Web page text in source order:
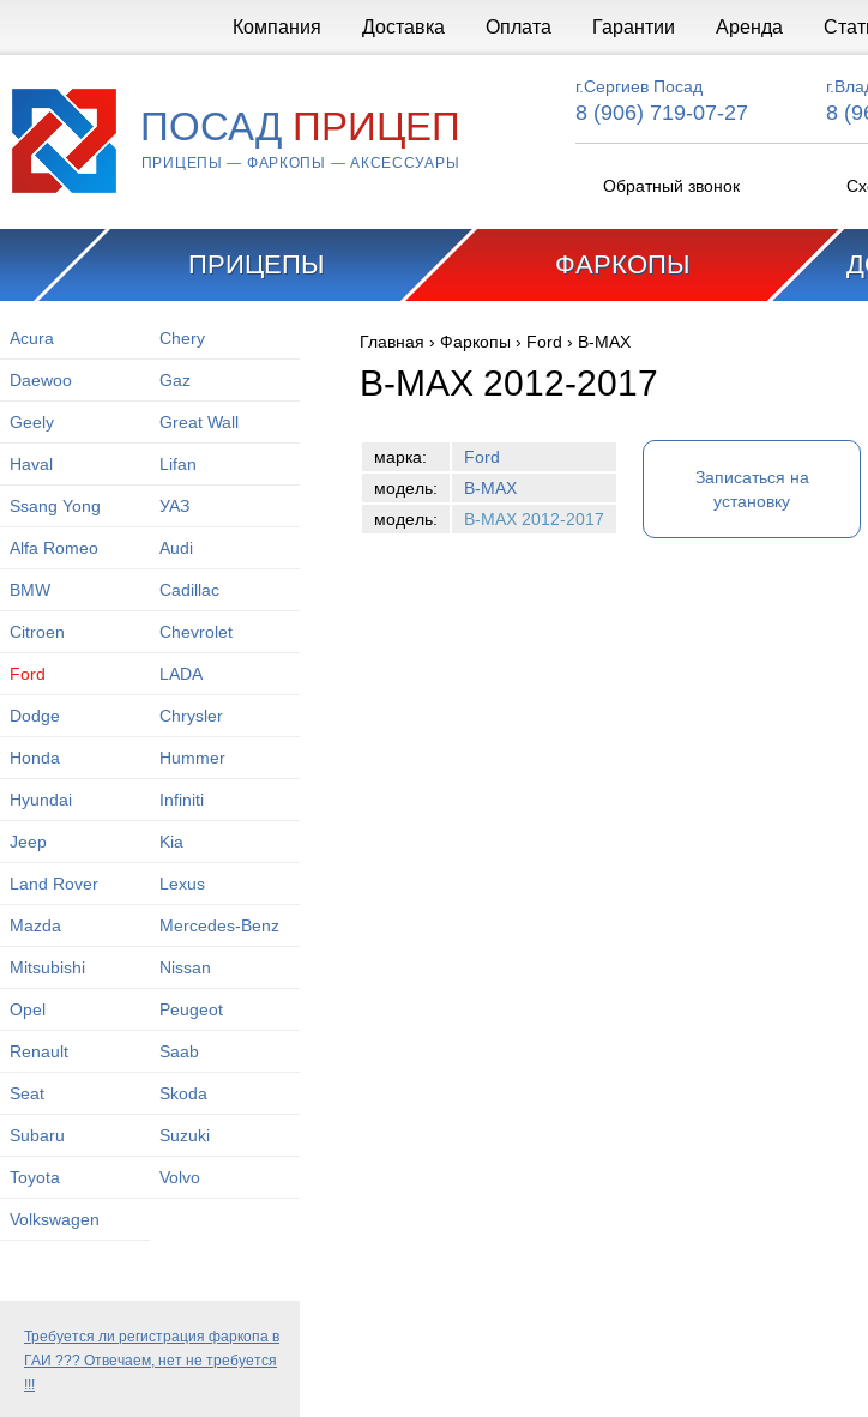
Компания Доставка Оплата Гарантии Аренда
ПОСАД ПРИЦЕП
ПРИЦЕПЫ — ФАРКОПЫ — АКСЕССУАРЫ
г.Сергиев Посад
8 (906) 719-07-27 8
Обратный звонок
ПРИЦЕПЫ ФАРКОПЫ
Acura Chery
Daewoo Gaz
Geely Great Wall
Haval Lifan
Ssang Yong УАЗ
Alfa Romeo Audi
BMW Cadillac
Citroen Chevrolet
Ford LADA
Dodge Chrysler
Honda Hummer
Hyundai Infiniti
Jeep Kia
Land Rover Lexus
Mazda Mercedes-Benz
Mitsubishi Nissan
Opel Peugeot
Renault Saab
Seat Skoda
Subaru Suzuki
Toyota Volvo
Volkswagen
Требуется ли регистрация фаркопа в
ГАИ ??? Отвечаем, нет не требуется
!!!
Вы здесь
Главная › Фаркопы › Ford › B-MAX
B-MAX 2012-2017
марка:
Ford
модель:
B-MAX
модель:
B-MAX 2012-2017
Записаться на
установку